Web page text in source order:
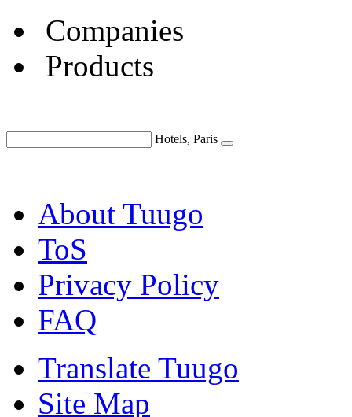
Companies
Products
Hotels, Paris
About Tuugo
ToS
Privacy Policy
FAQ
Translate Tuugo
Site Map